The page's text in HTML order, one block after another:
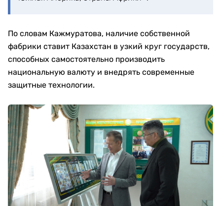
По словам Кажмуратова, наличие собственной
фабрики ставит Казахстан в узкий круг государств,
способных самостоятельно производить
национальную валюту и внедрять современные
защитные технологии.